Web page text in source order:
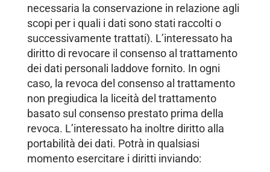
necessaria la conservazione in relazione agli
scopi per i quali i dati sono stati raccolti o
successivamente trattati). L’interessato ha
diritto di revocare il consenso al trattamento
dei dati personali laddove fornito. In ogni
caso, la revoca del consenso al trattamento
non pregiudica la liceità del trattamento
basato sul consenso prestato prima della
revoca. L’interessato ha inoltre diritto alla
portabilità dei dati. Potrà in qualsiasi
momento esercitare i diritti inviando: